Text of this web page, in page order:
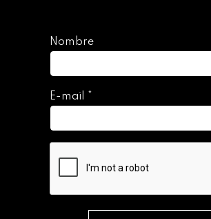
Nombre
E-mail *